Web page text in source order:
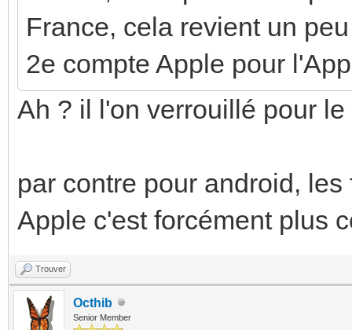
France, cela revient un
2e compte Apple pour
Ah ? il l'on verrouillé pour
par contre pour android,
Apple c'est forcément plus
Trouver
Octhib
Senior Member